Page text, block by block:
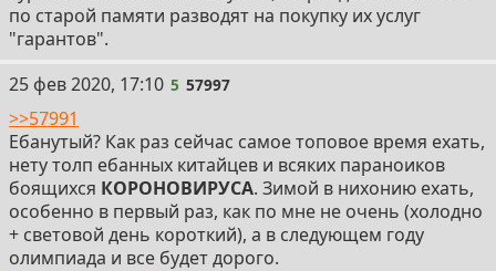
по старой памяти разводят на покупку их услуг
"гарантов".
5
25 фев 2020, 17:10 5 57997
>>57991
Ебанутый? Как раз сейчас самое топовое время ехать,
нету толп ебанных китайцев и всяких параноиков
боящихся КОРОНОВИРУСА. Зимой в нихонию ехать,
особенно в первый раз, как по мне не очень (холодно
+ световой день короткий), а в следующем году
олимпиада и все будет дорого.